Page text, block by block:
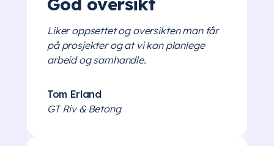
Liker oppsettet og oversikten man får
på prosjekter og at vi kan planlege
arbeid og samhandle.
Tom Erland
GT Riv & Betong